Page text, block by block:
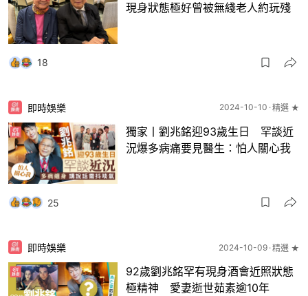
現身狀態極好曾被無綫老人約玩殘
18
即時娛樂 2024-10-10 精選 ★
獨家丨劉兆銘迎93歲生日 罕談近
況爆多病痛要見醫生：怕人關心我
25
即時娛樂 2024-10-09 精選 ★
92歲劉兆銘罕有現身酒會近照狀態
極精神 愛妻逝世茹素逾10年